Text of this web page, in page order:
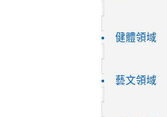
健體領域
藝文領域